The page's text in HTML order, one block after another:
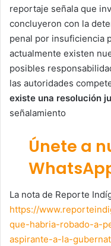
reportaje señala que
concluyeron con la
penal por insuficiencia
actualmente existen
posibles
las autoridades
existe una resolución
señalamiento
Únete a
La nota de Reporte
https://
que-habria-robado-a-
aspirante-a-la-